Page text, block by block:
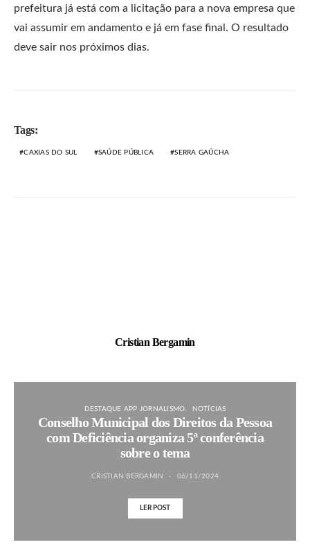
prefeitura já está com a licitação para a nova empresa que
vai assumir em andamento e já em fase final. O resultado
deve sair nos próximos dias.
Tags:
CAXIAS DO SUL SAÚDE PÚBLICA SERRA GAÚCHA
Cristian Bergamin
DESTAQUE APP JORNALISMO NOTÍCIAS
Conselho Municipal dos Direitos da Pessoa
com Deficiência organiza 5ª conferência
sobre o tema
CRISTIAN BERGAMIN 06/11/2024
LER POST